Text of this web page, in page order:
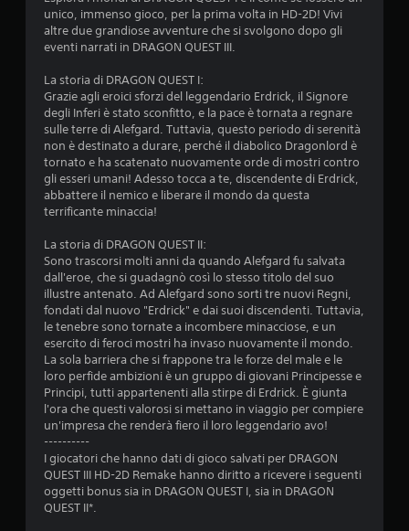
a
i
4
.
s
t
e
l
l
s
u
unico, immenso gioco, per la prima volta in HD-2D! Vivi
altre due grandiose avventure che si svolgono dopo gli
eventi narrati in DRAGON QUEST III.
La storia di DRAGON QUEST I:
Grazie agli eroici sforzi del leggendario Erdrick, il Signore
degli Inferi è stato sconfitto, e la pace è tornata a regnare
sulle terre di Alefgard. Tuttavia, questo periodo di serenità
non è destinato a durare, perché il diabolico Dragonlord è
tornato e ha scatenato nuovamente orde di mostri contro
gli esseri umani! Adesso tocca a te, discendente di Erdrick,
abbattere il nemico e liberare il mondo da questa
terrificante minaccia!
La storia di DRAGON QUEST II:
Sono trascorsi molti anni da quando Alefgard fu salvata
dall'eroe, che si guadagnò così lo stesso titolo del suo
illustre antenato. Ad Alefgard sono sorti tre nuovi Regni,
fondati dal nuovo "Erdrick" e dai suoi discendenti. Tuttavia,
le tenebre sono tornate a incombere minacciose, e un
esercito di feroci mostri ha invaso nuovamente il mondo.
La sola barriera che si frappone tra le forze del male e le
loro perfide ambizioni è un gruppo di giovani Principesse e
Principi, tutti appartenenti alla stirpe di Erdrick. È giunta
l'ora che questi valorosi si mettano in viaggio per compiere
un'impresa che renderà fiero il loro leggendario avo!
----------
I giocatori che hanno dati di gioco salvati per DRAGON
QUEST III HD-2D Remake hanno diritto a ricevere i seguenti
oggetti bonus sia in DRAGON QUEST I, sia in DRAGON
QUEST II*.